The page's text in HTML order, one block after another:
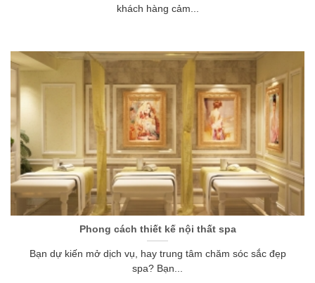
khách hàng cảm...
Phong cách thiết kế nội thất spa
Bạn dự kiến mở dịch vụ, hay trung tâm chăm sóc sắc đẹp
spa? Bạn...